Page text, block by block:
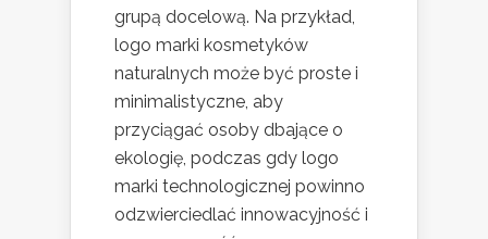
grupą docelową. Na przykład,
logo marki kosmetyków
naturalnych może być proste i
minimalistyczne, aby
przyciągać osoby dbające o
ekologię, podczas gdy logo
marki technologicznej powinno
odzwierciedlać innowacyjność i